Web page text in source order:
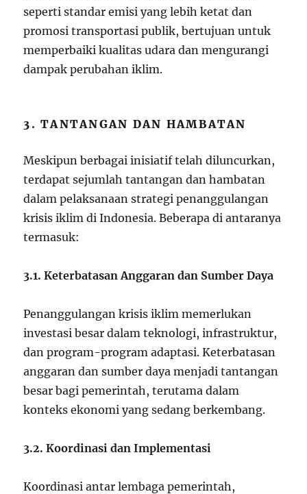
seperti standar emisi yang lebih ketat dan
promosi transportasi publik, bertujuan untuk
memperbaiki kualitas udara dan mengurangi
dampak perubahan iklim.
3. TANTANGAN DAN HAMBATAN
Meskipun berbagai inisiatif telah diluncurkan,
terdapat sejumlah tantangan dan hambatan
dalam pelaksanaan strategi penanggulangan
krisis iklim di Indonesia. Beberapa di antaranya
termasuk:
3.1. Keterbatasan Anggaran dan Sumber Daya
Penanggulangan krisis iklim memerlukan
investasi besar dalam teknologi, infrastruktur,
dan program-program adaptasi. Keterbatasan
anggaran dan sumber daya menjadi tantangan
besar bagi pemerintah, terutama dalam
konteks ekonomi yang sedang berkembang.
3.2. Koordinasi dan Implementasi
Koordinasi antar lembaga pemerintah,